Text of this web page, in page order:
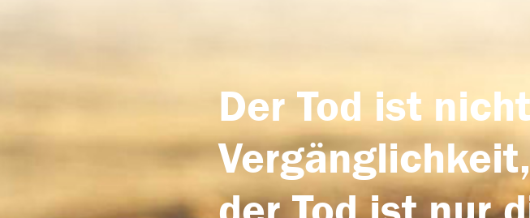
Der Tod ist
Vergänglichkeit,